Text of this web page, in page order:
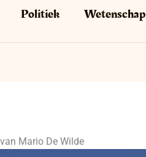
Politiek Wetenschap
Mario De Wilde